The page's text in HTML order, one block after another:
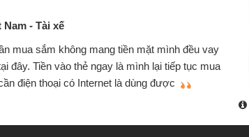
Nam - Tài xế
mua sắm không mang tiền mặt mình đều vay
đây. Tiền vào thẻ ngay là mình lại tiếp tục mua
điện thoại có Internet là dùng được